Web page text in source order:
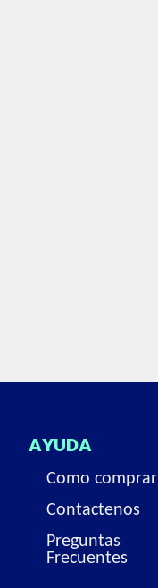
AYUDA
Como comprar
Contactenos
Preguntas
Frecuentes